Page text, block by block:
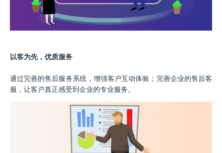
以客为先，优质服务
通过完善的售后服务系统，增强客户互动体验；完善企业的售后客
服，让客户真正感受到企业的专业服务。